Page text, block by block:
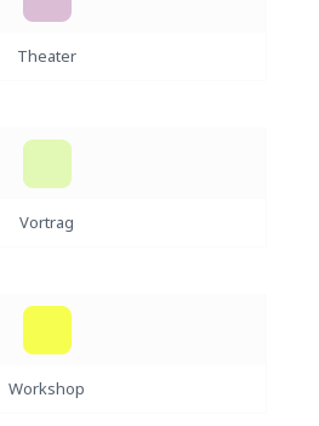
Theater
Vortrag
Workshop